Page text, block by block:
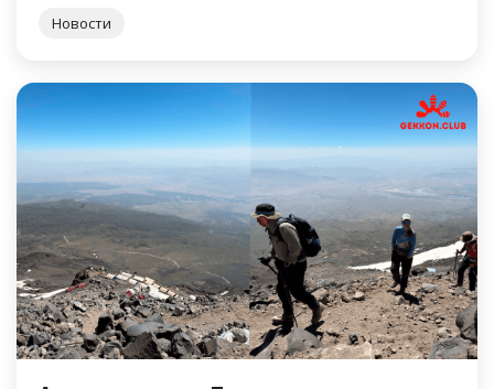
Новости